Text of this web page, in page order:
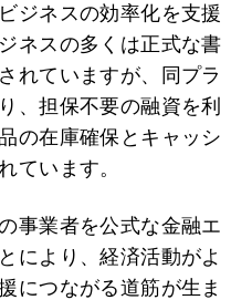
ジネスの効率化を支援
ネスの多くは正式な書
れていますが、同プラ
、担保不要の融資を利
の在庫確保とキャッシ
ています。
事業者を公式な金融エ
により、経済活動がよ
につながる道筋が生ま